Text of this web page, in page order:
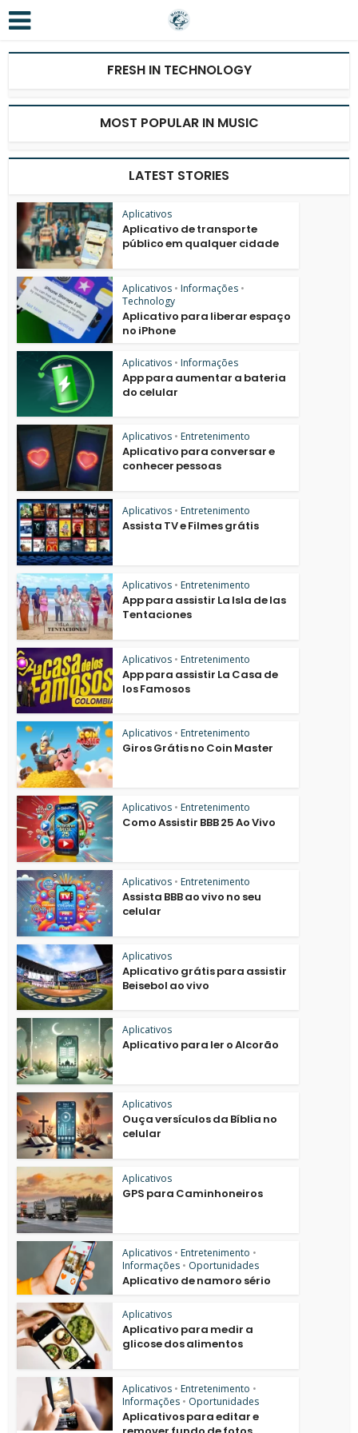
FRESH IN TECHNOLOGY
MOST POPULAR IN MUSIC
LATEST STORIES
Aplicativos
Aplicativo de transporte
público em qualquer cidade
Aplicativos • Informações •
Technology
Aplicativo para liberar espaço
no iPhone
Aplicativos • Informações
App para aumentar a bateria
do celular
Aplicativos • Entretenimento
Aplicativo para conversar e
conhecer pessoas
Aplicativos • Entretenimento
Assista TV e Filmes grátis
Aplicativos • Entretenimento
App para assistir La Isla de las
Tentaciones
Aplicativos • Entretenimento
App para assistir La Casa de
los Famosos
Aplicativos • Entretenimento
Giros Grátis no Coin Master
Aplicativos • Entretenimento
Como Assistir BBB 25 Ao Vivo
Aplicativos • Entretenimento
Assista BBB ao vivo no seu
celular
Aplicativos
Aplicativo grátis para assistir
Beisebol ao vivo
Aplicativos
Aplicativo para ler o Alcorão
Aplicativos
Ouça versículos da Bíblia no
celular
Aplicativos
GPS para Caminhoneiros
Aplicativos • Entretenimento •
Informações • Oportunidades
Aplicativo de namoro sério
Aplicativos
Aplicativo para medir a
glicose dos alimentos
Aplicativos • Entretenimento •
Informações • Oportunidades
Aplicativos para editar e